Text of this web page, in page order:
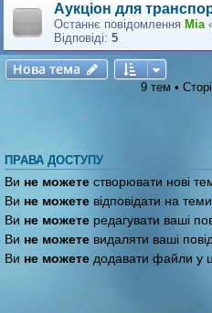
Аукціон для
Останнє повідомлення Міа
Відповіді: 5
Нова тема
Нова тема
9 тем •
ПРАВА ДОСТУПУ
Ви не можете створювати нові
Ви не можете відповідати на
Ви не можете редагувати ваші
Ви не можете видаляти ваші
Ви не можете додавати файли у